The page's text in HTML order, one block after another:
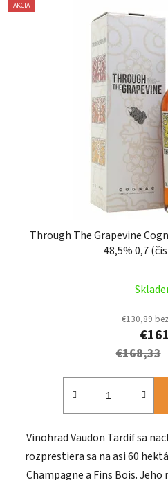
AKCIA
Through The Grapevine
48,5% 0,7
€130,89
€161
€168,33
Vinohrad Vaudon Tardif sa
rozprestiera sa na asi 60
Champagne a Fins Bois.